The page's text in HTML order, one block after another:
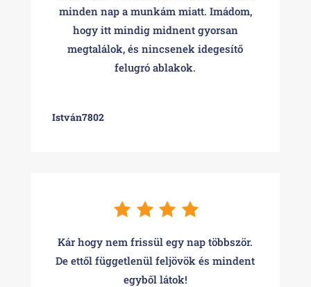
minden nap a munkám miatt. Imádom,
hogy itt mindig midnent gyorsan
megtalálok, és nincsenek idegesítő
felugró ablakok.
István7802
Kár hogy nem frissül egy nap többször.
De ettől függetlenül feljövök és mindent
egyből látok!